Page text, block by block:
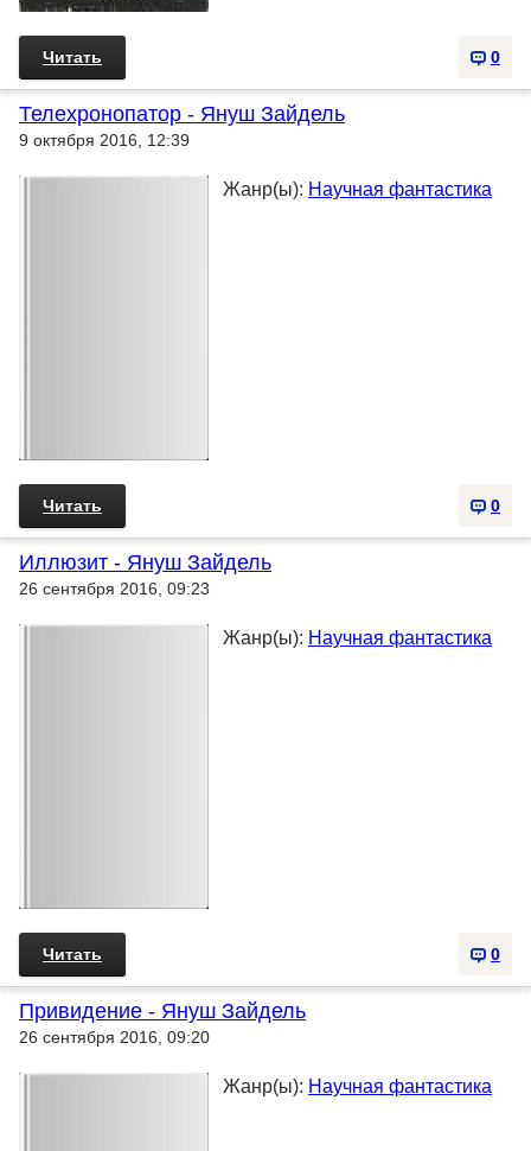
0
Читать
Телехронопатор - Януш Зайдель
9 октября 2016, 12:39
Жанр(ы): Научная фантастика
0
Читать
Иллюзит - Януш Зайдель
26 сентября 2016, 09:23
Жанр(ы): Научная фантастика
0
Читать
Привидение - Януш Зайдель
26 сентября 2016, 09:20
Жанр(ы): Научная фантастика